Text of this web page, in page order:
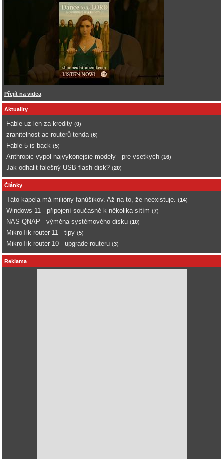
Přejít na videa
Aktuality
Fable uz len za kredity (0)
zranitelnost ac routerů tenda (6)
Fable 5 is back (5)
Anthropic vypol najvykonejsie modely - pre vsetkych (16)
Jak odhalit falešný USB flash disk? (20)
Články
Táto kapela má milióny fanúšikov. Až na to, že neexistuje. (14)
Windows 11 - připojení současně k několika sítím (7)
NAS QNAP - výměna systémového disku (10)
MikroTik router 11 - tipy (5)
MikroTik router 10 - upgrade routeru (3)
Reklama